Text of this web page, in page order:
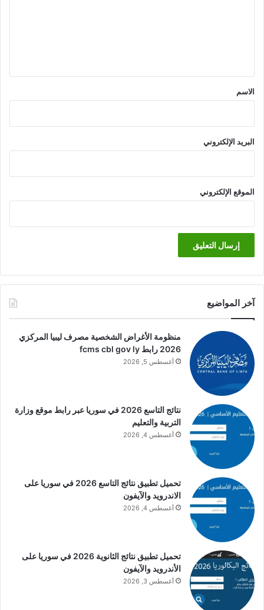
*
الاسم
البريد الإلكتروني
الموقع الإلكتروني
آخر المواضيع
منظومة الأغراض الشخصية مصرف ليبيا المركزي
2026 رابط fcms cbl gov ly
أغسطس 5, 2026
نتائج التاسع 2026 في سوريا عبر رابط موقع وزارة
التربية والتعليم
أغسطس 4, 2026
تحميل تطبيق نتائج التاسع 2026 في سوريا على
الاندرويد والآيفون
أغسطس 4, 2026
تحميل تطبيق نتائج الثانوية 2026 في سوريا على
الأندرويد والآيفون
أغسطس 3, 2026